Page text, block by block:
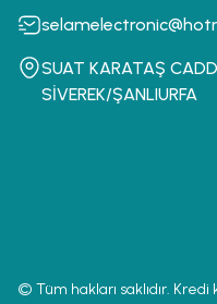
SUAT KARATAŞ
SİVEREK/ŞANLIURFA
© Tüm hakları saklıdır.